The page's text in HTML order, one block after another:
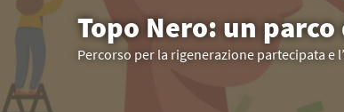
Topo Nero: un
Percorso per la rigenerazione partecipata e